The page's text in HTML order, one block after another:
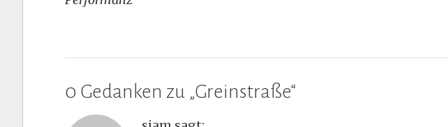
0 Gedanken zu „Greinstraße“